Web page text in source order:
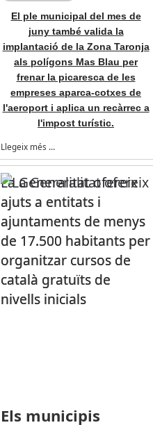
El ple municipal del mes de
juny també valida la
implantació de la Zona Taronja
als polígons Mas Blau per
frenar la picaresca de les
empreses aparca-cotxes de
l'aeroport i aplica un recàrrec a
l'impost turístic.
Llegeix més …
La Generalitat ofereix
ajuts a entitats i
ajuntaments de menys
de 17.500 habitants per
organitzar cursos de
català gratuïts de
nivells inicials
Els municipis